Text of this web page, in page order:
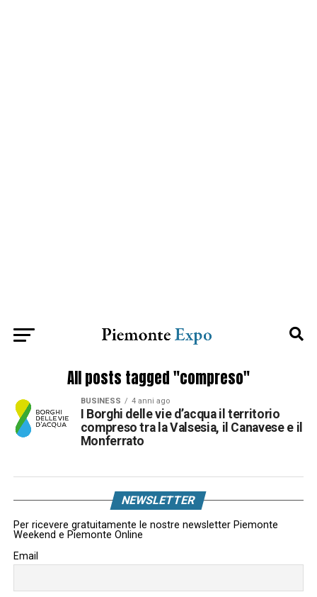
All posts tagged "compreso"
BUSINESS 4 anni ago
I Borghi delle vie d’acqua il territorio
compreso tra la Valsesia, il Canavese e il
Monferrato
NEWSLETTER
Per ricevere gratuitamente le nostre newsletter Piemonte
Weekend e Piemonte Online
Email